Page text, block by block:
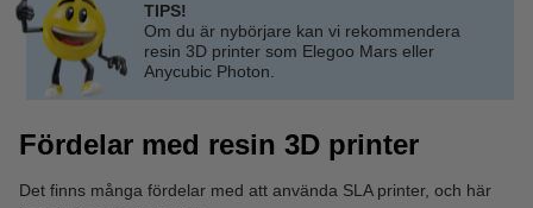
TIPS!
Om du är nybörjare kan vi rekommendera
resin 3D printer som Elegoo Mars eller
Anycubic Photon.
Fördelar med resin 3D printer
Det finns många fördelar med att använda SLA printer, och här